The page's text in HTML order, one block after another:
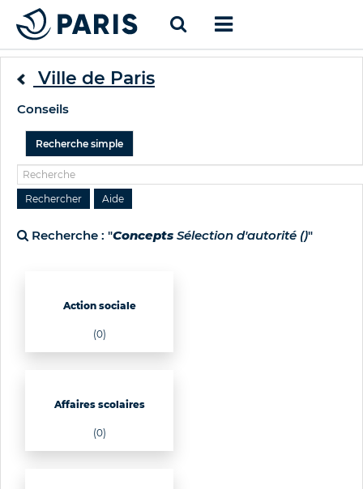
Ville de Paris
Conseils
Recherche simple
Recherche : "Concepts Sélection d'autorité ()"
Action sociale
(0)
Affaires scolaires
(0)